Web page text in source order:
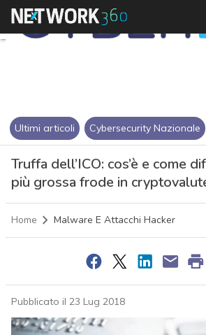
Ultimi articoli Cybersecurity Nazionale
Truffa dell’ICO: cos’è e come
più grossa frode in
Home Malware E Attacchi Hacker
Pubblicato il 23 Lug 2018